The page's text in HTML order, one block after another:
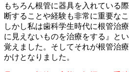
もちろん根管に器具を入れている
断することや経験も非常に重要なこ
しかし私は歯科学生時代に根管治
に見えないものを治療をする』と
覚えました。そしてそれが根管治
かけとなりました。